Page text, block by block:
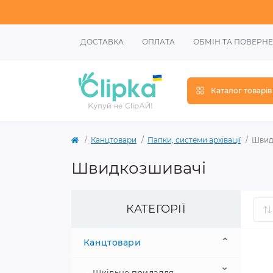
ДОСТАВКА ОПЛАТА ОБМІН ТА
Каталог товарів
Канцтовари Папки, системи архівації
Швидкозшивачі
КАТЕГОРІЇ
Канцтовари